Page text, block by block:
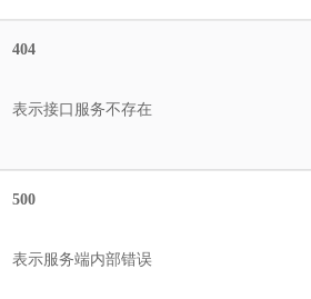
404
表示接口服务不存在
500
表示服务端内部错误